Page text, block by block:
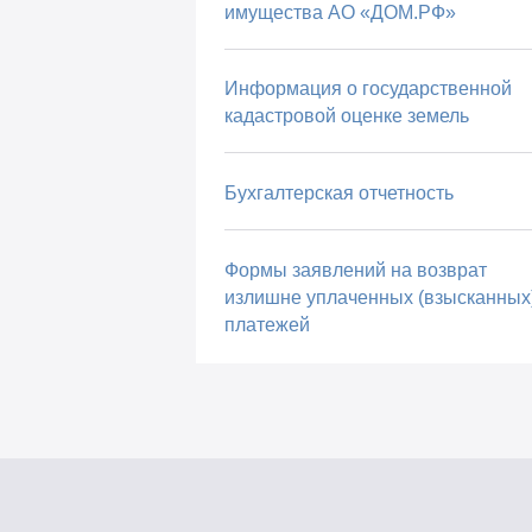
имущества АО «ДОМ.РФ»
Информация о государственной
кадастровой оценке земель
Бухгалтерская отчетность
Формы заявлений на возврат
излишне уплаченных
платежей